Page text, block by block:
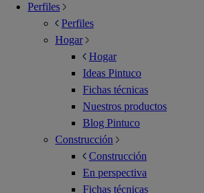
Perfiles
Perfiles
Hogar
Hogar
Ideas Pintuco
Fichas técnicas
Nuestros productos
Blog Pintuco
Construcción
Construcción
En perspectiva
Fichas técnicas